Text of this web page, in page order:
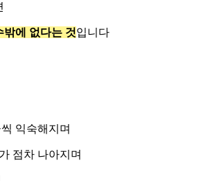
밖에 없다는 것입니다
익숙해지며
점차 나아지며